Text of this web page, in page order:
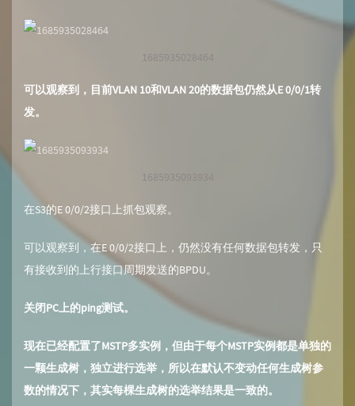
1685935028464
可以观察到，目前VLAN 10和VLAN 20的数据包仍然从E 0/0/1转
发。
1685935093934
在S3的E 0/0/2接口上抓包观察。
可以观察到，在E 0/0/2接口上，仍然没有任何数据包转发，只
有接收到的上行接口周期发送的BPDU。
关闭PC上的ping测试。
现在已经配置了MSTP多实例，但由于每个MSTP实例都是单独的
一颗生成树，独立进行选举，所以在默认不变动任何生成树参
数的情况下，其实每棵生成树的选举结果是一致的。